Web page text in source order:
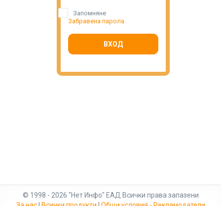
Запомняне
Забравена парола
ВХОД
© 1998 - 2026 "Нет Инфо" ЕАД Всички права запазени